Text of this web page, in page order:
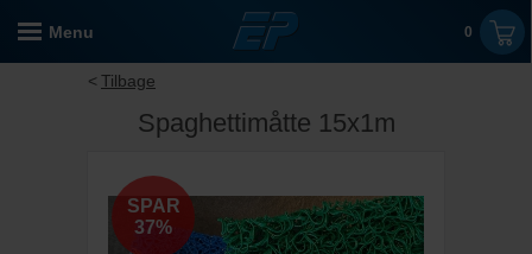
Menu 0
Tilbage
Spaghettimåtte 15x1m
SPAR
37%